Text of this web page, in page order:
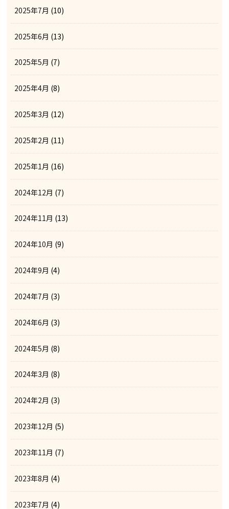
2025年7月 (10)
2025年6月 (13)
2025年5月 (7)
2025年4月 (8)
2025年3月 (12)
2025年2月 (11)
2025年1月 (16)
2024年12月 (7)
2024年11月 (13)
2024年10月 (9)
2024年9月 (4)
2024年7月 (3)
2024年6月 (3)
2024年5月 (8)
2024年3月 (8)
2024年2月 (3)
2023年12月 (5)
2023年11月 (7)
2023年8月 (4)
2023年7月 (4)